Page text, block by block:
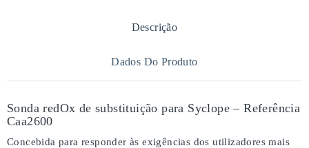
Descrição
Dados Do Produto
Sonda redOx de substituição para Syclope – Referência
Caa2600
Concebida para responder às exigências dos utilizadores mais